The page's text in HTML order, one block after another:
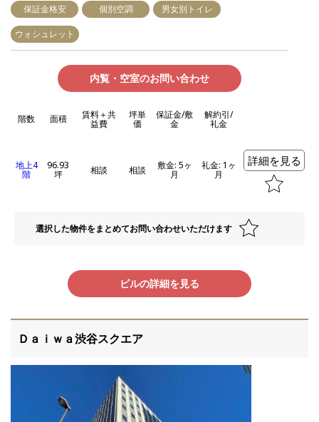
保証金格安 個別空調 男女別トイレ
ウォシュレット
内覧・空室のお問い合わせ
階数 面積 賃料＋共
益費
坪単
価
保証金/敷
金
解約引/
礼金
地上4
階
96.93
坪 相談 相談 敷金: 5ヶ
月
礼金: 1ヶ
月
詳細を見る
選択した物件をまとめてお問い合わせいただけます
ビルの詳細を見る
Ｄａｉｗａ渋谷スクエア